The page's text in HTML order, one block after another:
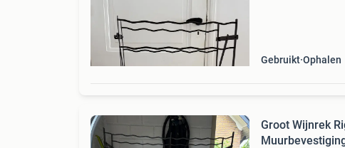
Gebruikt Ophalen
Groot Wijnrek